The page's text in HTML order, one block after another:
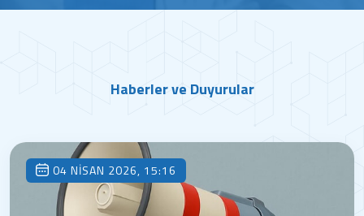
Haberler ve Duyurular
04 NISAN 2026, 15:16